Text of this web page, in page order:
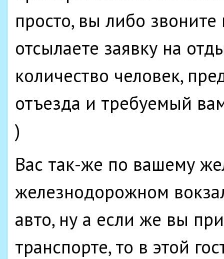
просто, вы либо
отсылаете заявку на
количество человек,
отъезда и требуемый
)
Вас так-же по вашему
железнодорожном
авто, ну а если же вы
транспорте, то в этой